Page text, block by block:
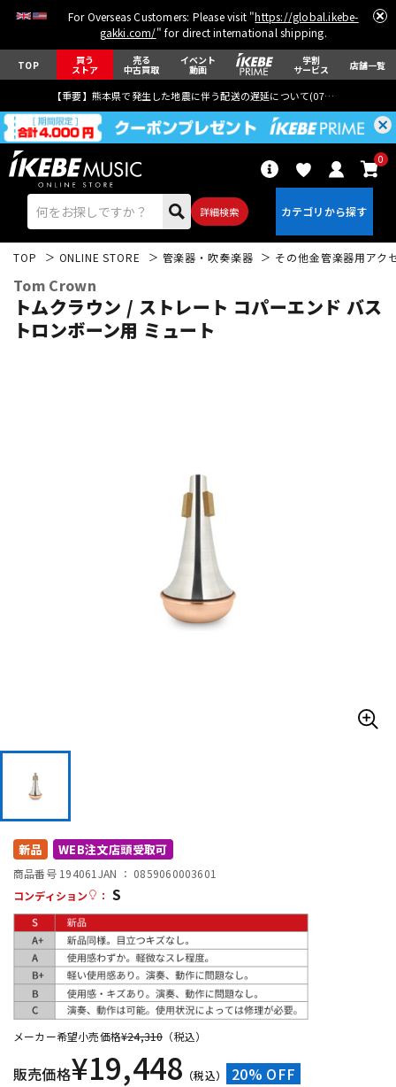
For Overseas Customers: Please visit "https://global.ikebe-
gakki.com/" for direct international shipping.
TOP 買う
ストア
売る
中古買取
イベント
動画
学割
サービス 店舗一覧
【重要】熊本県で発生した地震に伴う配送の遅延について(07月29日
詳細検索
0
配信/ライブ機器
中古 ヴィンテージ
TOP ONLINE STORE 管楽器・吹奏楽器 その他金管楽器用アク
Tom Crown
トムクラウン / ストレート コパーエンド バス
トロンボーン用 ミュート
新品 WEB注文店頭受取可
商品番号 194061 JAN ： 0859060003601
コンディション
： S
メーカー希望小売価格¥24,310 （税込）
販売価格¥19,448 （税込） 20% OFF